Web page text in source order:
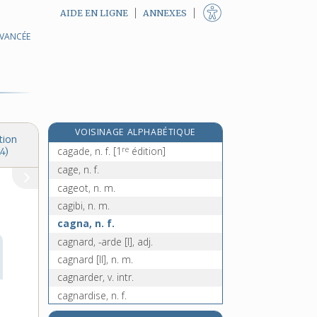
AIDE EN LIGNE ANNEXES
VOISINAGE ALPHABÉTIQUE
caftan, n. m.
cagade, n. f. [1 re édition]
cage, n. f.
cageot, n. m.
cagibi, n. m.
cagna, n. f.
cagnard, -arde [I], adj.
cagnard [II], n. m.
cagnarder, v. intr.
cagnardise, n. f.
cagne, n. f.